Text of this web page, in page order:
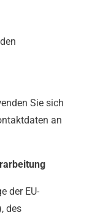
Sie sich
an
der EU-
des